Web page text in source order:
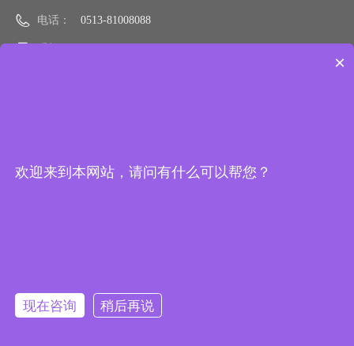
电话： 0513-81008088
版权所有 © 南通博纳化工科技有限公司
×
欢迎来到本网站，请问有什么可以帮您？
现在咨询 稍后再说